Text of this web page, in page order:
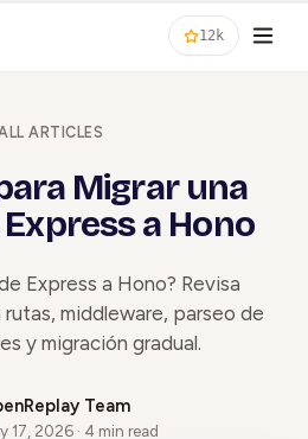
12k
ARTICLES
Migrar una
a Hono
Express a Hono? Revisa
middleware, parseo de
y migración gradual.
Team
17, 2026 · 4 min read